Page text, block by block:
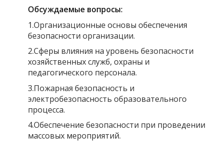
Обсуждаемые вопросы:
1.Организационные основы обеспечения
безопасности организации.
2.Сферы влияния на уровень безопасности
хозяйственных служб, охраны и
педагогического персонала.
3.Пожарная безопасность и
электробезопасность образовательного
процесса.
4.Обеспечение безопасности при проведении
массовых мероприятий.